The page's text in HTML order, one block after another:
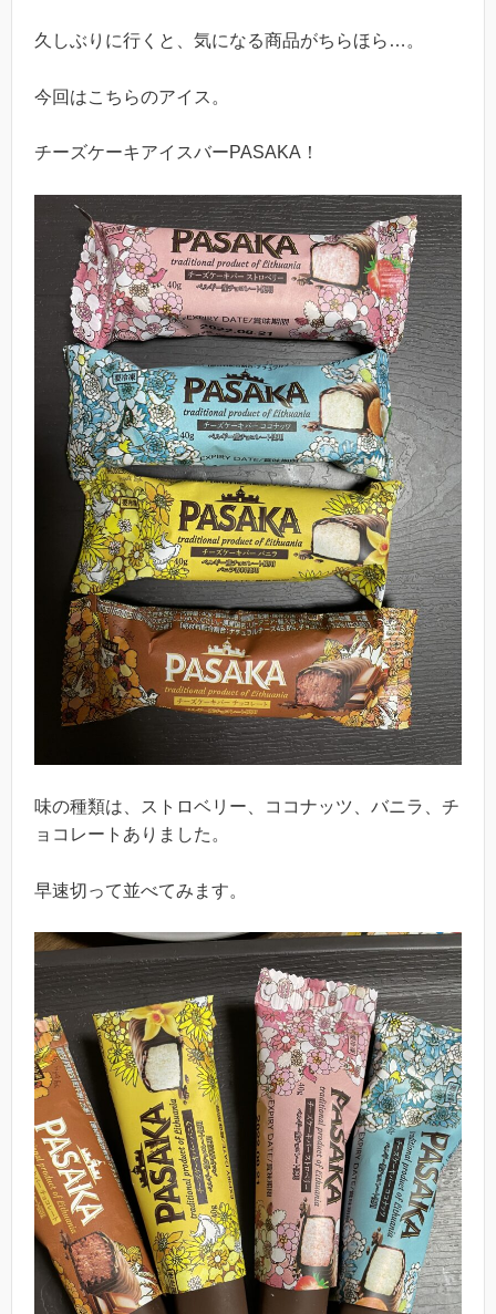
久しぶりに行くと、気になる商品がちらほら…。
今回はこちらのアイス。
チーズケーキアイスバーPASAKA！
味の種類は、ストロベリー、ココナッツ、バニラ、チ
ョコレートありました。
早速切って並べてみます。